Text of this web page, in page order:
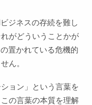
ジネスの存続を難し
がどういうことかが
置かれている危機的
ん。
ョン」という言葉を
の言葉の本質を理解